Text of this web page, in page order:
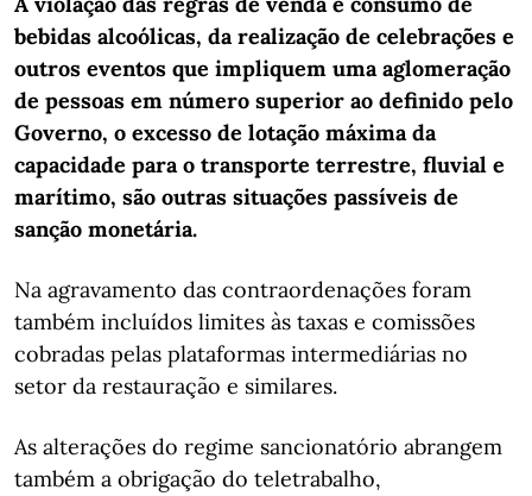
bebidas alcoólicas, da realização de celebrações e
outros eventos que impliquem uma aglomeração
de pessoas em número superior ao definido pelo
Governo, o excesso de lotação máxima da
capacidade para o transporte terrestre, fluvial e
marítimo, são outras situações passíveis de
sanção monetária.
Na agravamento das contraordenações foram
também incluídos limites às taxas e comissões
cobradas pelas plataformas intermediárias no
setor da restauração e similares.
As alterações do regime sancionatório abrangem
também a obrigação do teletrabalho,